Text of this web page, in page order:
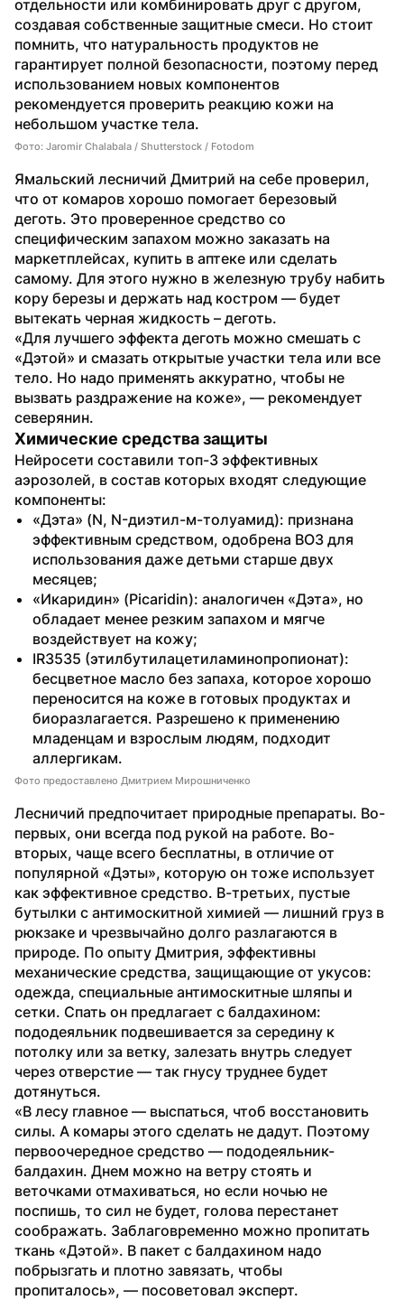
отдельности или комбинировать друг с другом,
создавая собственные защитные смеси. Но стоит
помнить, что натуральность продуктов не
гарантирует полной безопасности, поэтому перед
использованием новых компонентов
рекомендуется проверить реакцию кожи на
небольшом участке тела.
Фото: Jaromir Chalabala / Shutterstock / Fotodom
Ямальский лесничий Дмитрий на себе проверил,
что от комаров хорошо помогает березовый
деготь. Это проверенное средство со
специфическим запахом можно заказать на
маркетплейсах, купить в аптеке или сделать
самому. Для этого нужно в железную трубу набить
кору березы и держать над костром — будет
вытекать черная жидкость – деготь.
«Для лучшего эффекта деготь можно смешать с
«Дэтой» и смазать открытые участки тела или все
тело. Но надо применять аккуратно, чтобы не
вызвать раздражение на коже», — рекомендует
северянин.
Химические средства защиты
Нейросети составили топ-3 эффективных
аэрозолей, в состав которых входят следующие
компоненты:
«Дэта» (N, N-диэтил-м-толуамид): признана
эффективным средством, одобрена ВОЗ для
использования даже детьми старше двух
месяцев;
«Икаридин» (Picaridin): аналогичен «Дэта», но
обладает менее резким запахом и мягче
воздействует на кожу;
IR3535 (этилбутилацетиламинопропионат):
бесцветное масло без запаха, которое хорошо
переносится на коже в готовых продуктах и
биоразлагается. Разрешено к применению
младенцам и взрослым людям, подходит
аллергикам.
Фото предоставлено Дмитрием Мирошниченко
Лесничий предпочитает природные препараты. Во-
первых, они всегда под рукой на работе. Во-
вторых, чаще всего бесплатны, в отличие от
популярной «Дэты», которую он тоже использует
как эффективное средство. В-третьих, пустые
бутылки с антимоскитной химией — лишний груз в
рюкзаке и чрезвычайно долго разлагаются в
природе. По опыту Дмитрия, эффективны
механические средства, защищающие от укусов:
одежда, специальные антимоскитные шляпы и
сетки. Спать он предлагает с балдахином:
пододеяльник подвешивается за середину к
потолку или за ветку, залезать внутрь следует
через отверстие — так гнусу труднее будет
дотянуться.
«В лесу главное — выспаться, чтоб восстановить
силы. А комары этого сделать не дадут. Поэтому
первоочередное средство — пододеяльник-
балдахин. Днем можно на ветру стоять и
веточками отмахиваться, но если ночью не
поспишь, то сил не будет, голова перестанет
соображать. Заблаговременно можно пропитать
ткань «Дэтой». В пакет с балдахином надо
побрызгать и плотно завязать, чтобы
пропиталось», — посоветовал эксперт.